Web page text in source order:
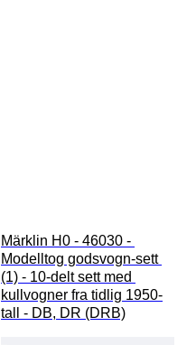
Märklin H0 - 46030 -
Modelltog godsvogn-sett
(1) - 10-delt sett med
kullvogner fra tidlig 1950-
tall - DB, DR (DRB)